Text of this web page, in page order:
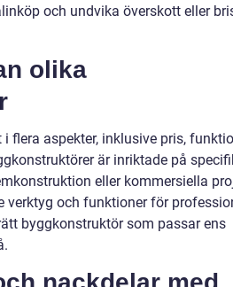
och undvika överskott eller
olika
flera aspekter, inklusive pris,
är inriktade på
eller kommersiella
verktyg och funktioner för
byggkonstruktör som passar ens